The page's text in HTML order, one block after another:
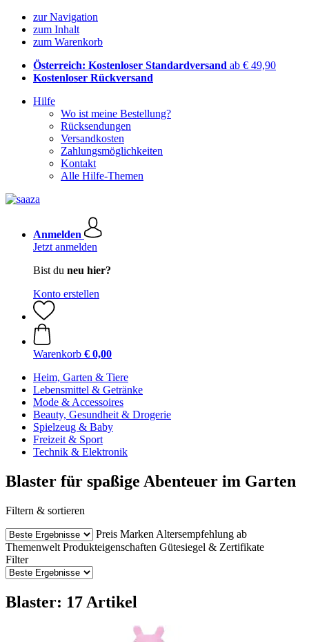
zur Navigation
zum Inhalt
zum Warenkorb
Österreich: Kostenloser Standardversand ab € 49,90
Kostenloser Rückversand
Hilfe
Wo ist meine Bestellung?
Rücksendungen
Versandkosten
Zahlungsmöglichkeiten
Kontakt
Alle Hilfe-Themen
Anmelden
Jetzt anmelden
Bist du neu hier?
Konto erstellen
Warenkorb € 0,00
Heim, Garten & Tiere
Lebensmittel & Getränke
Mode & Accessoires
Beauty, Gesundheit & Drogerie
Spielzeug & Baby
Freizeit & Sport
Technik & Elektronik
Blaster für spaßige Abenteuer im Garten
Filtern & sortieren
Preis Marken Altersempfehlung ab
Themenwelt Produkteigenschaften Gütesiegel & Zertifikate
Filter
Blaster: 17 Artikel